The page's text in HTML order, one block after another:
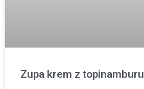
Zupa krem z topinamburu